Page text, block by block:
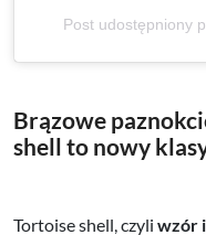
Post udostępniony
Brązowe
shell to nowy
Tortoise shell, czyli wzór